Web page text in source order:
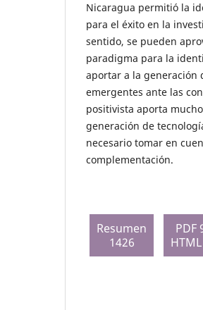
Nicaragua permitió la
para el éxito en la
sentido, se pueden
paradigma para la
aportar a la generación
emergentes ante las
positivista aporta
generación de
necesario tomar en
complementación.
Resumen
1426
PDF